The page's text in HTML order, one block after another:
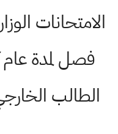
الامتحانات
فصل لمدة
الطالب